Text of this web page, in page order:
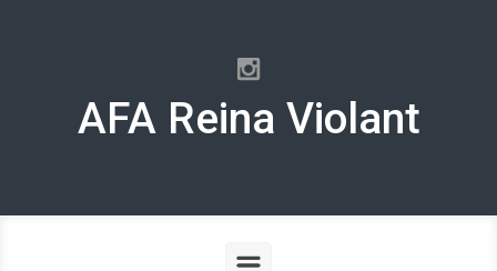
AFA Reina Violant